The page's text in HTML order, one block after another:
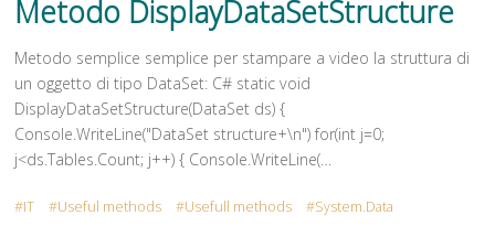
Metodo DisplayDataSetStructure
Metodo semplice semplice per stampare a video la struttura di
un oggetto di tipo DataSet: C# static void
DisplayDataSetStructure(DataSet ds) {
Console.WriteLine("DataSet structure+\n") for(int j=0;
j<ds.Tables.Count; j++) { Console.WriteLine(…
IT Useful methods Usefull methods System.Data